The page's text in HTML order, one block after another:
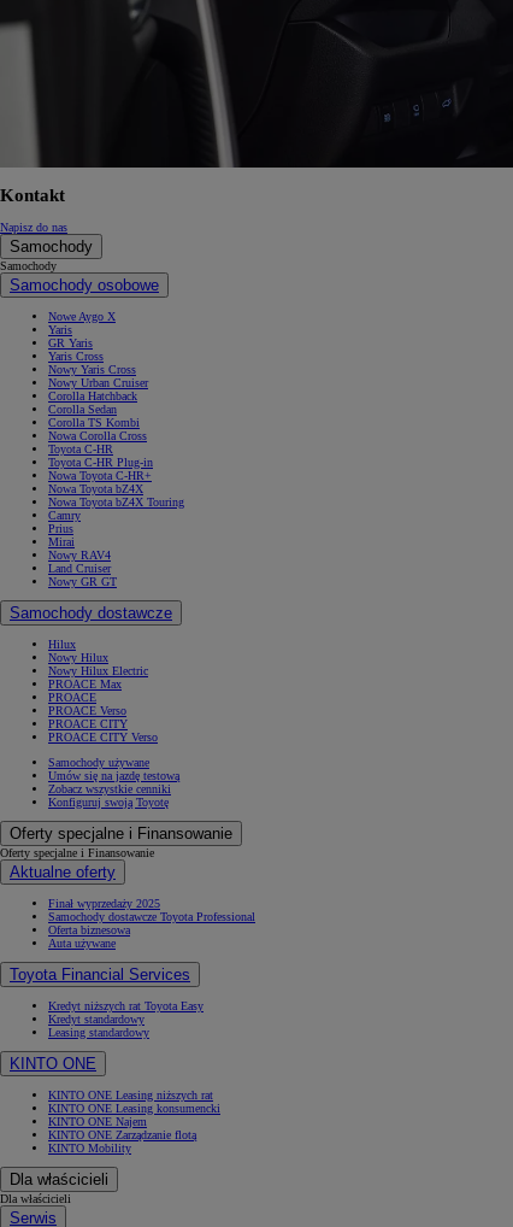
Kontakt
Napisz do nas
Samochody
Samochody
Samochody osobowe
Nowe Aygo X
Yaris
GR Yaris
Yaris Cross
Nowy Yaris Cross
Nowy Urban Cruiser
Corolla Hatchback
Corolla Sedan
Corolla TS Kombi
Nowa Corolla Cross
Toyota C-HR
Toyota C-HR Plug-in
Nowa Toyota C-HR+
Nowa Toyota bZ4X
Nowa Toyota bZ4X Touring
Camry
Prius
Mirai
Nowy RAV4
Land Cruiser
Nowy GR GT
Samochody dostawcze
Hilux
Nowy Hilux
Nowy Hilux Electric
PROACE Max
PROACE
PROACE Verso
PROACE CITY
PROACE CITY Verso
Samochody używane
Umów się na jazdę testową
Zobacz wszystkie cenniki
Konfiguruj swoją Toyotę
Oferty specjalne i Finansowanie
Oferty specjalne i Finansowanie
Aktualne oferty
Finał wyprzedaży 2025
Samochody dostawcze Toyota Professional
Oferta biznesowa
Auta używane
Toyota Financial Services
Kredyt niższych rat Toyota Easy
Kredyt standardowy
Leasing standardowy
KINTO ONE
KINTO ONE Leasing niższych rat
KINTO ONE Leasing konsumencki
KINTO ONE Najem
KINTO ONE Zarządzanie flotą
KINTO Mobility
Dla właścicieli
Dla właścicieli
Serwis